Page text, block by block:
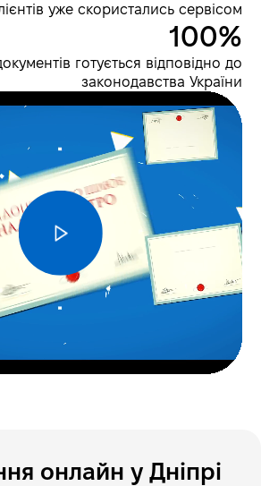
уже скористались сервісом
100%
готується відповідно до
законодавства України
онлайн у Дніпрі